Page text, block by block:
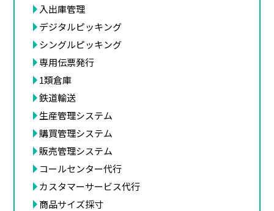
入出庫管理
デジタルピッキング
シングルピッキング
専用伝票発行
1類倉庫
鉄道輸送
生産管理システム
購買管理システム
販売管理システム
コールセンター代行
カスタマーサービス代行
商品サイズ採寸